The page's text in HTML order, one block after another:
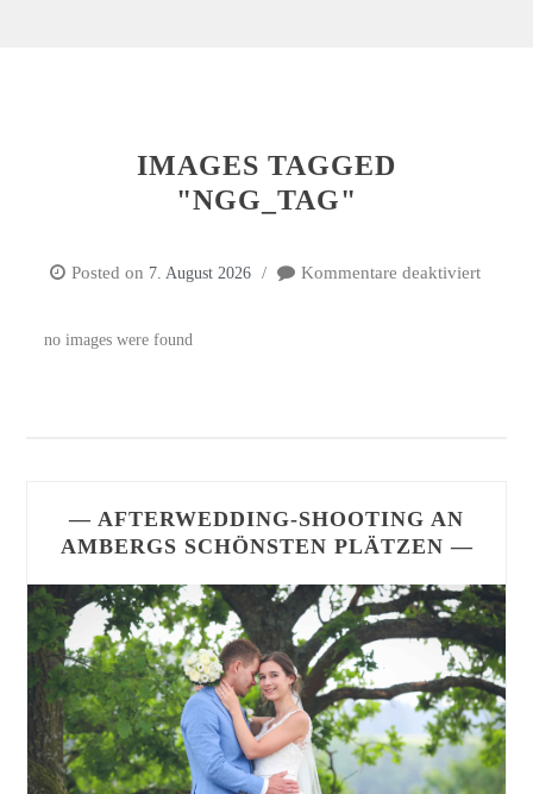
IMAGES TAGGED
"NGG_TAG"
Posted on 7. August 2026 Kommentare deaktiviert
no images were found
— AFTERWEDDING-SHOOTING AN
AMBERGS SCHÖNSTEN PLÄTZEN —